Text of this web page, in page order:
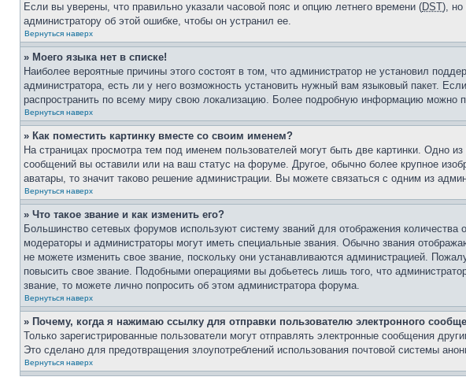
Если вы уверены, что правильно указали часовой пояс и опцию летнего времени (DST), но
администратору об этой ошибке, чтобы он устранил ее.
Вернуться наверх
» Моего языка нет в списке!
Наиболее вероятные причины этого состоят в том, что администратор не установил
администратора, есть ли у него возможность установить нужный вам языковый пакет.
распространить по всему миру свою локализацию. Более подробную информацию можно
Вернуться наверх
» Как поместить картинку вместе со своим именем?
На страницах просмотра тем под именем пользователей могут быть две картинки. Одно
сообщений вы оставили или на ваш статус на форуме. Другое, обычно более крупное
аватары, то значит таково решение администрации. Вы можете связаться с одним из
Вернуться наверх
» Что такое звание и как изменить его?
Большинство сетевых форумов используют систему званий для отображения
модераторы и администраторы могут иметь специальные звания. Обычно звания
не можете изменить свое звание, поскольку они устанавливаются администрацией.
повысить свое звание. Подобными операциями вы добьетесь лишь того, что
звание, то можете лично попросить об этом администратора форума.
Вернуться наверх
» Почему, когда я нажимаю ссылку для отправки пользователю электронного
Только зарегистрированные пользователи могут отправлять электронные сообщения
Это сделано для предотвращения злоупотреблений использования почтовой системы
Вернуться наверх